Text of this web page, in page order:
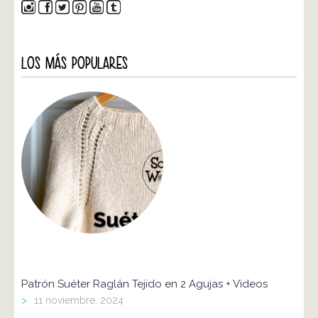
LOS MÁS POPULARES
Patrón Suéter Raglán Tejido en 2 Agujas + Vídeos
> 11 noviembre, 2024